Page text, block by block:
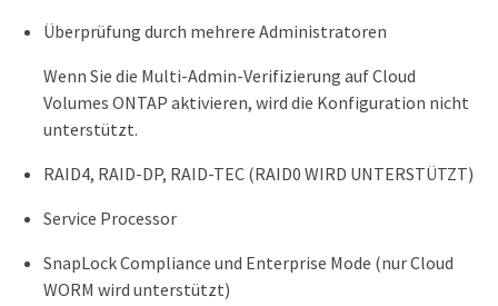
Überprüfung durch mehrere Administratoren
Wenn Sie die Multi-Admin-Verifizierung auf Cloud
Volumes ONTAP aktivieren, wird die Konfiguration nicht
unterstützt.
RAID4, RAID-DP, RAID-TEC (RAID0 WIRD UNTERSTÜTZT)
Service Processor
SnapLock Compliance und Enterprise Mode (nur Cloud
WORM wird unterstützt)